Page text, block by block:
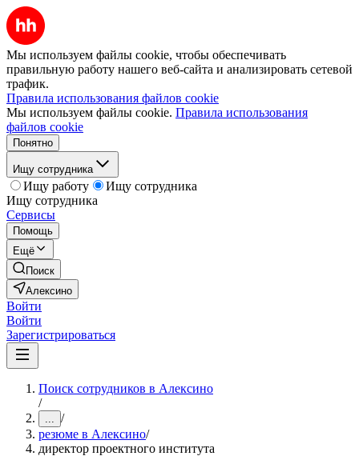
Мы используем файлы cookie, чтобы обеспечивать
правильную работу нашего веб-сайта и анализировать сетевой
трафик.
Правила использования файлов cookie
Мы используем файлы cookie. Правила использования
файлов cookie
Понятно
Ищу сотрудника
Ищу работу
Ищу сотрудника
Ищу сотрудника
Сервисы
Помощь
Ещё
Поиск
Алексино
Войти
Войти
Зарегистрироваться
Поиск сотрудников в Алексино
/
... /
резюме в Алексино/
директор проектного института